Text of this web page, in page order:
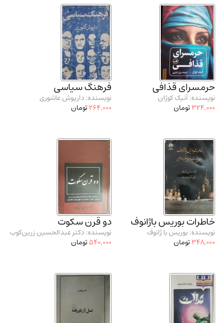
مدرسان شریف و انتشارت ارشد کتاب‌های..(2)
دانشگاه پیامـ نور
حرمسرای قذافی
نویسنده: آنیک کوژان
324,000تومان
فرهنگ سیاسی
نویسنده: داریوش عاشوری
264,000تومان
خاطرات بوریس باژانوف
نویسنده: بوریس با ژانوف
348,000تومان
دو قرن سکوت
نویسنده: دکتر عبدالحسین زرین‌کوب
540,000تومان